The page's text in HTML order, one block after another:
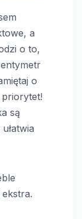
a
o to,
o
priorytet!
są